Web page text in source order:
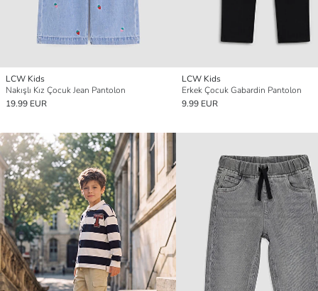
LCW Kids
Nakışlı Kız Çocuk Jean Pantolon
19.99 EUR
LCW Kids
Erkek Çocuk Gabardin Pantolon
9.99 EUR